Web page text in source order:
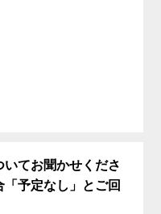
てお聞かせくださ
予定なし」とご回